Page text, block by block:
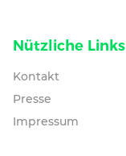
Nützliche Links
Kontakt
Presse
Impressum